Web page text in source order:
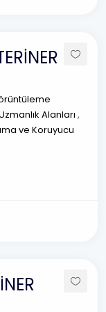
Alanları ,
ve Koruyucu